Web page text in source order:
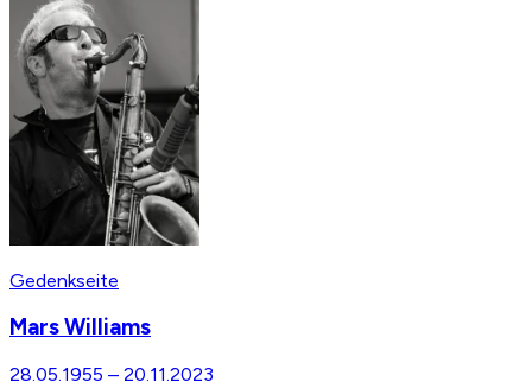
Gedenkseite
Mars Williams
28.05.1955 – 20.11.2023